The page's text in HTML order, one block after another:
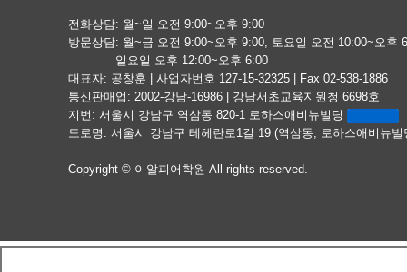
전화상담: 월~일 오전 9:00~오후 9:00
방문상담: 월~금 오전 9:00~오후 9:00, 토요일 오전 10:00~오후
일요일 오후 12:00~오후 6:00
대표자: 공창훈 | 사업자번호 127-15-32325 | Fax 02-538-1886
통신판매업: 2002-강남-16986 | 강남서초교육지원청 6698호
지번: 서울시 강남구 역삼동 820-1 로하스애비뉴빌딩
도로명: 서울시 강남구 테헤란로1길 19 (역삼동, 로하스애비뉴빌
Copyright © 이알피어학원 All rights reserved.